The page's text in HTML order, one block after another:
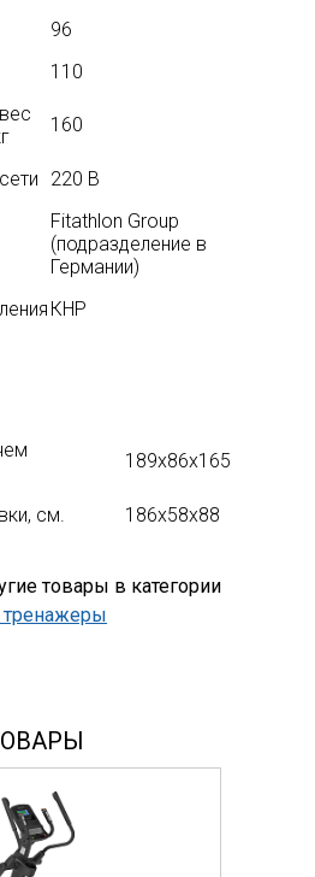
96
110
160
220 В
Fitathlon Group
(подразделение в
Германии)
КНР
189х86x165
см. 186х58x88
товары в категории
тренажеры